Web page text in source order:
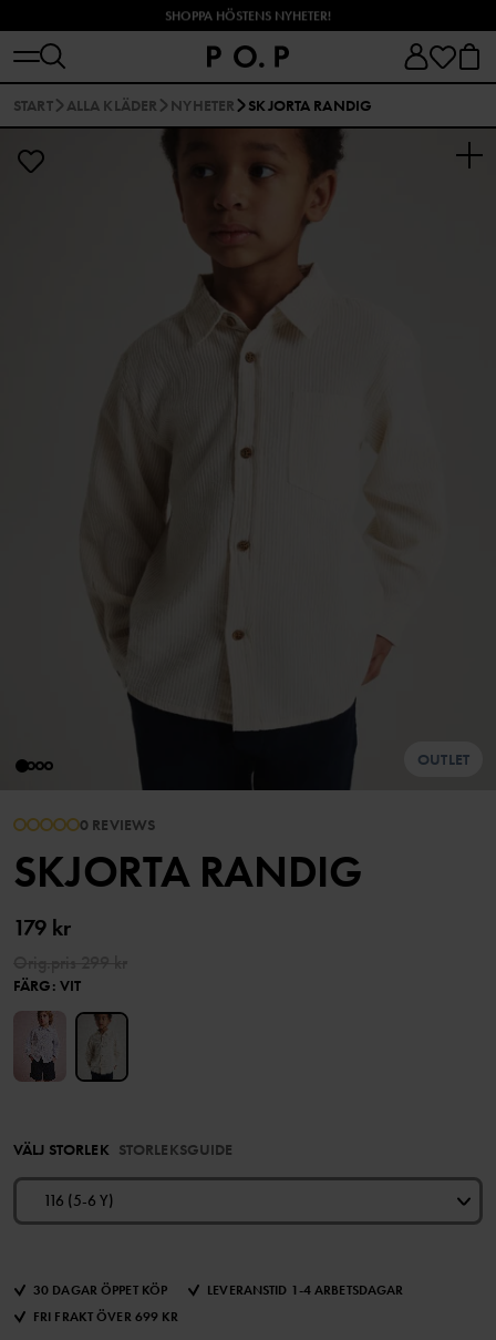
SHOPPA HÖSTENS NYHETER!
START ALLA KLÄDER NYHETER SKJORTA RANDIG
OUTLET
0 REVIEWS
SKJORTA RANDIG
179 kr
FÄRG: VIT
VÄLJ STORLEK STORLEKSGUIDE
116 (5-6 Y)
30 DAGAR ÖPPET KÖP
LEVERANSTID 1-4 ARBETSDAGAR
FRI FRAKT ÖVER 699 KR